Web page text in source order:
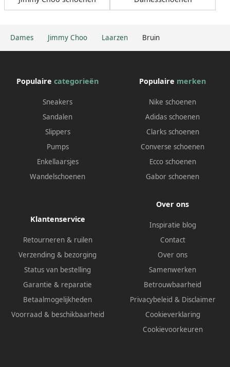
Dames Jimmy Choo Laarzen Bruin
Populaire categorieën
Sneakers
Sandalen
Slippers
Pumps
Enkellaarsjes
Wandelschoenen
Populaire merken
Nike schoenen
Adidas schoenen
Clarks schoenen
Converse schoenen
Ecco schoenen
Gabor schoenen
Klantenservice
Retourneren & ruilen
Verzending & bezorging
Status van bestelling
Garantie & reparatie
Betaalmogelijkheden
Voorraad & beschikbaarheid
Over ons
Inspiratie blog
Contact
Over ons
Samenwerken
Betrouwbaarheid
Privacybeleid & Disclaimer
Cookieverklaring
Cookievoorkeuren